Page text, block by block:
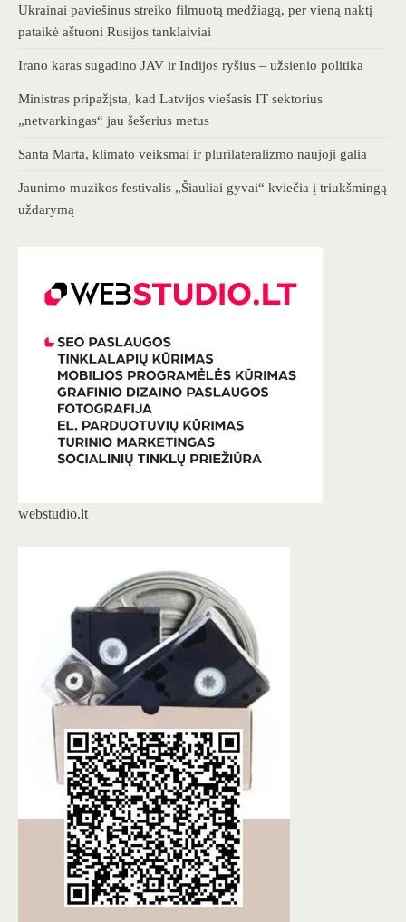
Ukrainai paviešinus streiko filmuotą medžiagą, per vieną naktį
pataikė aštuoni Rusijos tanklaiviai
Irano karas sugadino JAV ir Indijos ryšius – užsienio politika
Ministras pripažįsta, kad Latvijos viešasis IT sektorius
„netvarkingas“ jau šešerius metus
Santa Marta, klimato veiksmai ir plurilateralizmo naujoji galia
Jaunimo muzikos festivalis „Šiauliai gyvai“ kviečia į triukšmingą
uždarymą
webstudio.lt